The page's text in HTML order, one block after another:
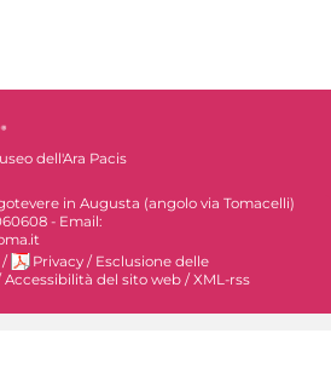
dell'Ara Pacis
in Augusta (angolo via Tomacelli)
- Email:
/ Privacy / Esclusione delle
Accessibilità del sito web /XML-rss